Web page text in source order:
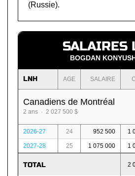
(Russie).
SALAIRES
BOGDAN
LNH AGE SALAIRE
Canadiens de Montréal
2 ans · 2 027 500 $
2026-27 24 952 500 1
2027-28 25 1 075 000 1
TOTAL 2